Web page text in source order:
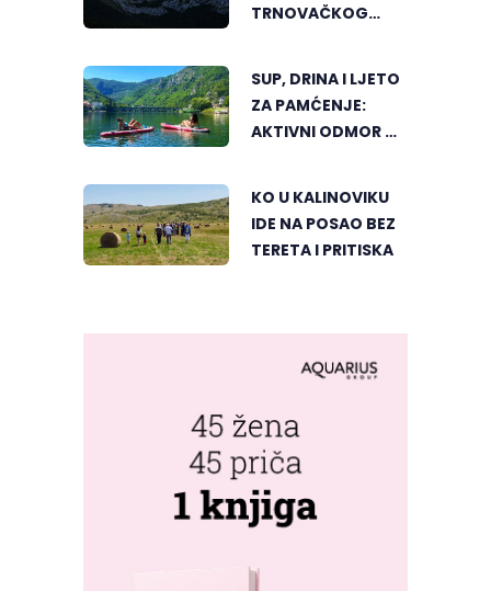
TRNOVAČKOG
SUP, DRINA I LJETO
ZA PAMĆENJE:
AKTIVNI ODMOR U
KO U KALINOVIKU
IDE NA POSAO BEZ
TERETA I PRITISKA